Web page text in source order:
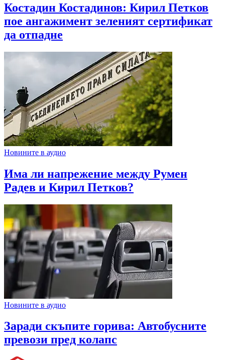
Костадин Костадинов: Кирил Петков
пое ангажимент зеленият сертификат
да отпадне
Новините в аудио
Има ли напрежение между Румен
Радев и Кирил Петков?
Новините в аудио
Заради скъпите горива: Автобусните
превози пред колапс